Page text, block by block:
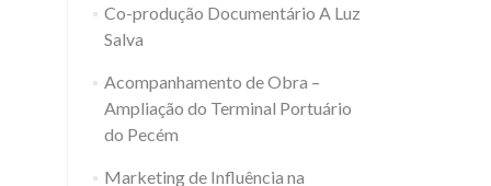
Co-produção Documentário A Luz
Salva
Acompanhamento de Obra –
Ampliação do Terminal Portuário
do Pecém
Marketing de Influência na